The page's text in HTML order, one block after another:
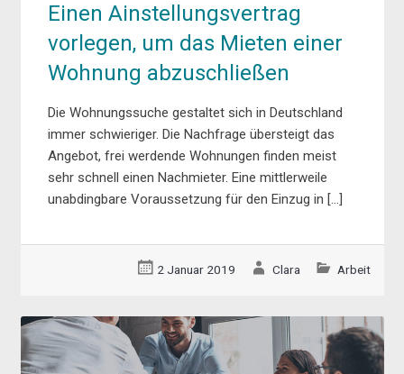
Einen Ainstellungsvertrag
vorlegen, um das Mieten einer
Wohnung abzuschließen
Die Wohnungssuche gestaltet sich in Deutschland
immer schwieriger. Die Nachfrage übersteigt das
Angebot, frei werdende Wohnungen finden meist
sehr schnell einen Nachmieter. Eine mittlerweile
unabdingbare Voraussetzung für den Einzug in […]
2 Januar 2019 Clara Arbeit